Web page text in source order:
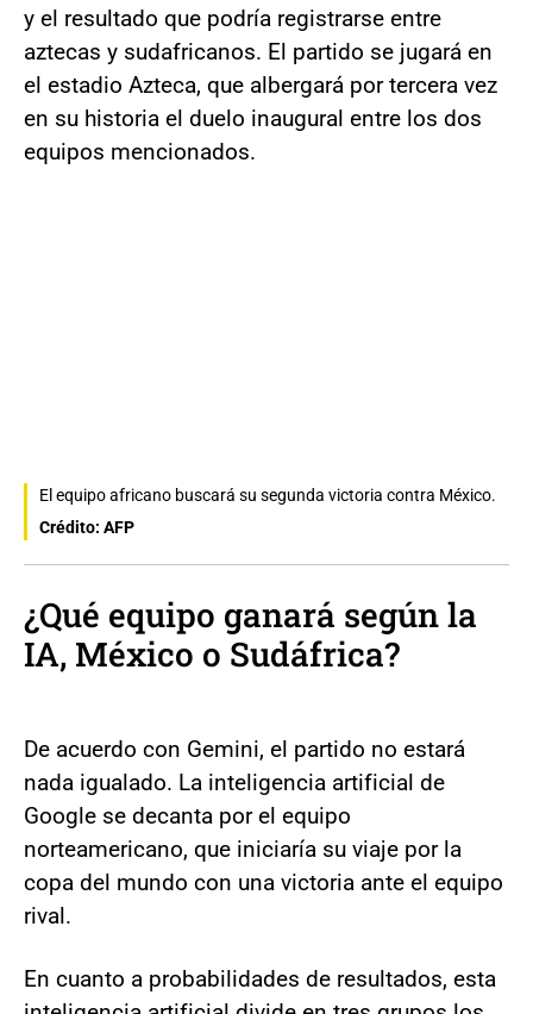
y el resultado que podría registrarse entre
aztecas y sudafricanos. El partido se jugará en
el estadio Azteca, que albergará por tercera vez
en su historia el duelo inaugural entre los dos
equipos mencionados.
El equipo africano buscará su segunda victoria contra México.
Crédito: AFP
¿Qué equipo ganará según la
IA, México o Sudáfrica?
De acuerdo con Gemini, el partido no estará
nada igualado. La inteligencia artificial de
Google se decanta por el equipo
norteamericano, que iniciaría su viaje por la
copa del mundo con una victoria ante el equipo
rival.
En cuanto a probabilidades de resultados, esta